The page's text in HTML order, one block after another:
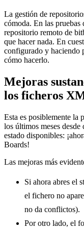
La gestión de
cómoda. En las
repositorio remoto de
que hacer nada. En
configurado y haciendo
cómo hacerlo.
Mejoras
los ficheros
Esta es posiblemente la
los últimos meses desde
estado disponibles:
Boards!
Las mejoras más
Si ahora abres el
el fichero no
no da conflictos).
Por otro lado, el